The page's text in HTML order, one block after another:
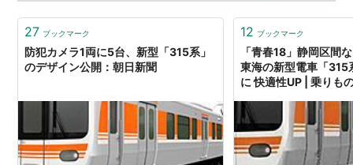
27 ブックマーク
防犯カメラ1両に5台、新型「315系」
のデザイン公開：朝日新聞
12 ブックマーク
「青春18」静岡区間
東海の新型電車「315
に 快適性UP | 乗りも